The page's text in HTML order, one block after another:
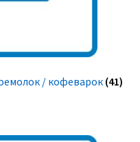
/ кофеварок (41)